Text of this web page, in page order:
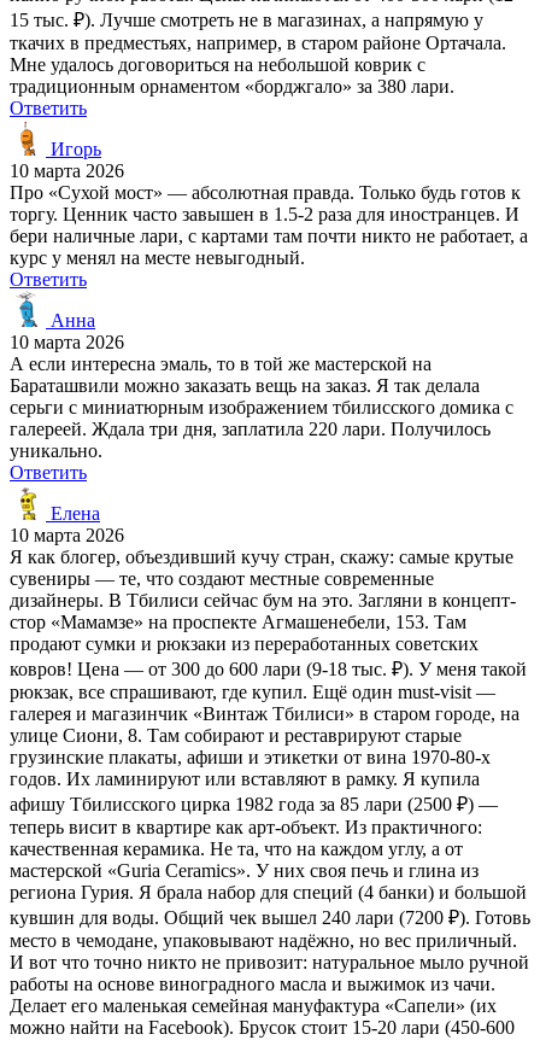
15 тыс. ₽). Лучше смотреть не в магазинах, а напрямую у
ткачих в предместьях, например, в старом районе Ортачала.
Мне удалось договориться на небольшой коврик с
традиционным орнаментом «борджгало» за 380 лари.
Ответить
Игорь
10 марта 2026
Про «Сухой мост» — абсолютная правда. Только будь готов к
торгу. Ценник часто завышен в 1.5-2 раза для иностранцев. И
бери наличные лари, с картами там почти никто не работает, а
курс у менял на месте невыгодный.
Ответить
Анна
10 марта 2026
А если интересна эмаль, то в той же мастерской на
Бараташвили можно заказать вещь на заказ. Я так делала
серьги с миниатюрным изображением тбилисского домика с
галереей. Ждала три дня, заплатила 220 лари. Получилось
уникально.
Ответить
Елена
10 марта 2026
Я как блогер, объездивший кучу стран, скажу: самые крутые
сувениры — те, что создают местные современные
дизайнеры. В Тбилиси сейчас бум на это. Загляни в концепт-
стор «Мамамзе» на проспекте Агмашенебели, 153. Там
продают сумки и рюкзаки из переработанных советских
ковров! Цена — от 300 до 600 лари (9-18 тыс. ₽). У меня такой
рюкзак, все спрашивают, где купил. Ещё один must-visit —
галерея и магазинчик «Винтаж Тбилиси» в старом городе, на
улице Сиони, 8. Там собирают и реставрируют старые
грузинские плакаты, афиши и этикетки от вина 1970-80-х
годов. Их ламинируют или вставляют в рамку. Я купила
афишу Тбилисского цирка 1982 года за 85 лари (2500 ₽) —
теперь висит в квартире как арт-объект. Из практичного:
качественная керамика. Не та, что на каждом углу, а от
мастерской «Guria Ceramics». У них своя печь и глина из
региона Гурия. Я брала набор для специй (4 банки) и большой
кувшин для воды. Общий чек вышел 240 лари (7200 ₽). Готовь
место в чемодане, упаковывают надёжно, но вес приличный.
И вот что точно никто не привозит: натуральное мыло ручной
работы на основе виноградного масла и выжимок из чачи.
Делает его маленькая семейная мануфактура «Сапели» (их
можно найти на Facebook). Брусок стоит 15-20 лари (450-600